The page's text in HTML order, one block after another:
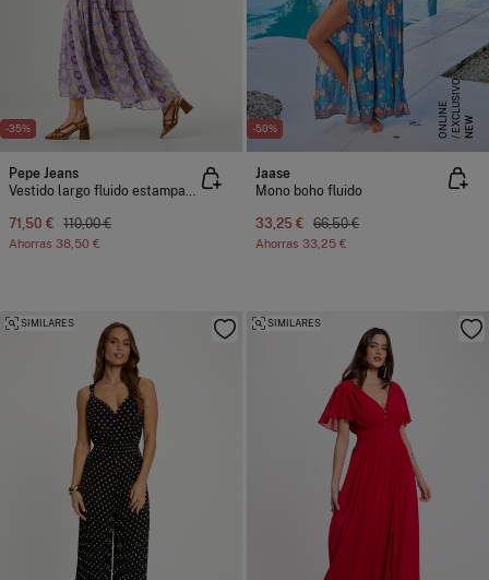
-35%
Pepe Jeans
Vestido largo fluido estampado sin mangas.
71,50 € 110,00 €
Ahorras 38,50 €
-50% NEW
E
X
C
L
US
I
V
O
O
N
L
I
N
E
Jaase
Mono boho fluido
33,25 € 66,50 €
Ahorras 33,25 €
SIMILARES SIMILARES